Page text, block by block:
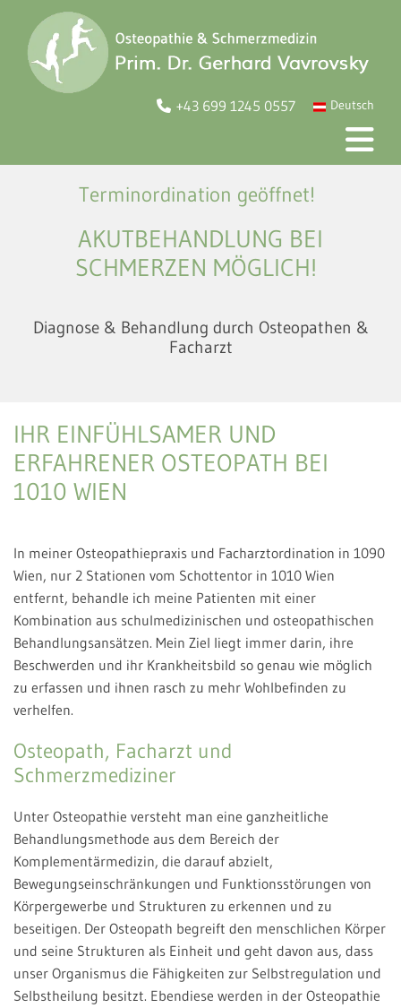
Deutsch
 +43 699 1245 0557
Terminordination geöffnet!
AKUTBEHANDLUNG BEI
SCHMERZEN MÖGLICH!
Diagnose & Behandlung durch Osteopathen &
Facharzt
IHR EINFÜHLSAMER UND
ERFAHRENER OSTEOPATH BEI
1010 WIEN
In meiner Osteopathiepraxis und Facharztordination in 1090
Wien, nur 2 Stationen vom Schottentor in 1010 Wien
entfernt, behandle ich meine Patienten mit einer
Kombination aus schulmedizinischen und osteopathischen
Behandlungsansätzen. Mein Ziel liegt immer darin, ihre
Beschwerden und ihr Krankheitsbild so genau wie möglich
zu erfassen und ihnen rasch zu mehr Wohlbefinden zu
verhelfen.
Osteopath, Facharzt und
Schmerzmediziner
Unter Osteopathie versteht man eine ganzheitliche
Behandlungsmethode aus dem Bereich der
Komplementärmedizin, die darauf abzielt,
Bewegungseinschränkungen und Funktionsstörungen von
Körpergewerbe und Strukturen zu erkennen und zu
beseitigen. Der Osteopath begreift den menschlichen Körper
und seine Strukturen als Einheit und geht davon aus, dass
unser Organismus die Fähigkeiten zur Selbstregulation und
Selbstheilung besitzt. Ebendiese werden in der Osteopathie